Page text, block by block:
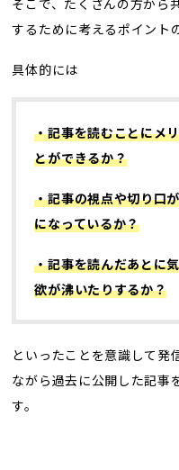
そこで、たくさんの方から
するために考えるポイント
具体的には
・記事を読むことにメ
とができるか？
・記事の視点や切り口
になっているか？
・記事を読んだあとに
欲が沸いたりするか？
といったことを意識して発
ながら過去に公開した記事
す。